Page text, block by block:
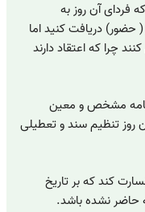
فردای آن روز به
حضور) دریافت کنید اما
چرا که اعتقاد دارند
نامه مشخص و معین
روز تنظیم سند و تعطیلی
کند که بر تاریخ
حاضر نشده باشد.